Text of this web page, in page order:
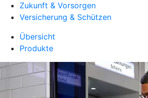
Zukunft & Vorsorgen
Versicherung & Schützen
Übersicht
Produkte